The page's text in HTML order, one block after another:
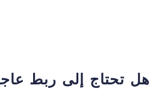
هل تحتاج إلى ربط